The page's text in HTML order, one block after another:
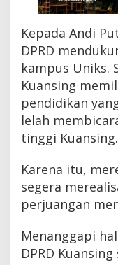
Kepada Andi
DPRD
kampus Uniks.
Kuansing
pendidikan
lelah
tinggi Kuansing.
Karena itu,
segera
perjuangan
Menanggapi
DPRD